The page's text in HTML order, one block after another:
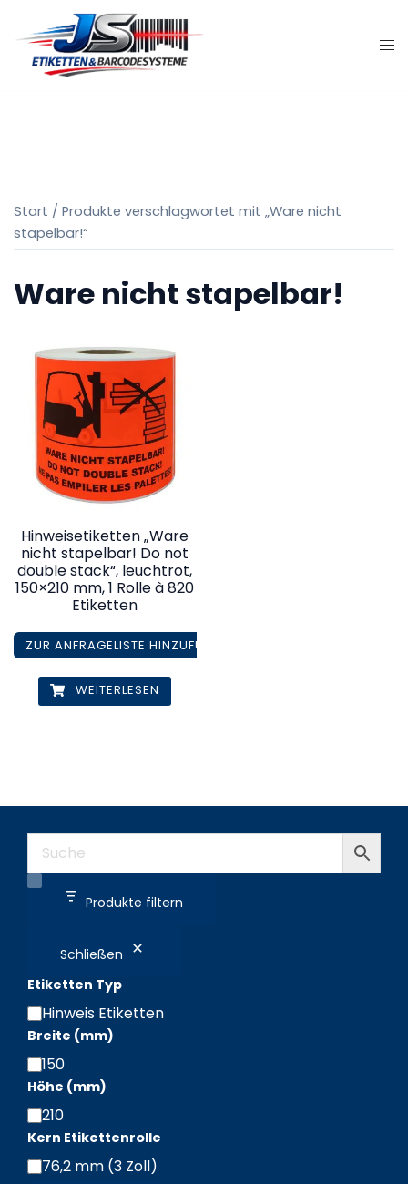
Inhalt
springen
Start / Produkte verschlagwortet mit „Ware nicht
stapelbar!“
Ware nicht stapelbar!
Hinweisetiketten „Ware
nicht stapelbar! Do not
double stack“, leuchtrot,
150×210 mm, 1 Rolle à 820
Etiketten
ZUR ANFRAGELISTE HINZUFÜGEN
WEITERLESEN
Produkte filtern
Schließen
Etiketten Typ
Etiketten
Typ
Hinweis Etiketten
Breite (mm)
Breite
(mm)
150
Höhe (mm)
Höhe
(mm)
210
Kern Etikettenrolle
Kern
76,2 mm (3 Zoll)